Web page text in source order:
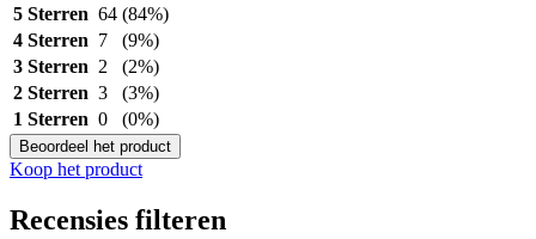
5 Sterren 64 (84%)
4 Sterren 7
(9%)
3 Sterren 2
(2%)
2 Sterren 3
(3%)
1 Sterren 0 (0%)
Beoordeel het product
Koop het product
Recensies filteren